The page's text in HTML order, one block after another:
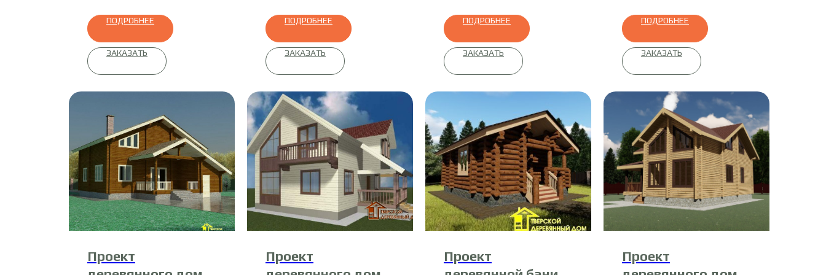
ПОДРОБНЕЕ
ЗАКАЗАТЬ
ПОДРОБНЕЕ
ЗАКАЗАТЬ
ПОДРОБНЕЕ
ЗАКАЗАТЬ
ПОДРОБНЕЕ
ЗАКАЗАТЬ
Проект
Проект
Проект
Проект